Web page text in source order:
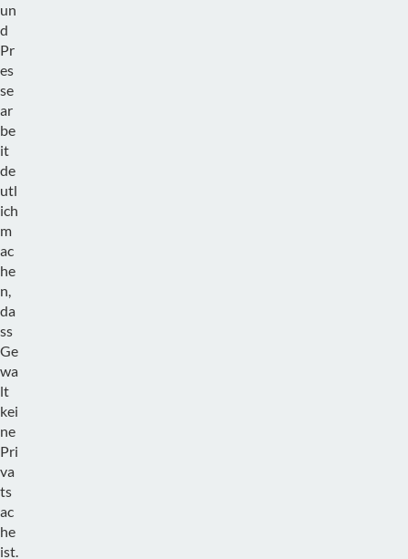
un
d
Pr
es
se
ar
be
it
de
utl
ich
m
ac
he
n,
da
ss
Ge
wa
lt
kei
ne
Pri
va
ts
ac
he
ist.